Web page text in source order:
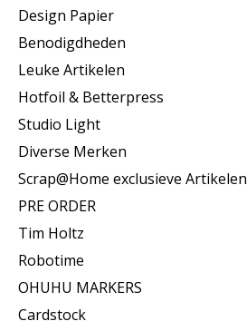
Design Papier
Benodigdheden
Leuke Artikelen
Hotfoil & Betterpress
Studio Light
Diverse Merken
Scrap@Home exclusieve Artikelen
PRE ORDER
Tim Holtz
Robotime
OHUHU MARKERS
Cardstock